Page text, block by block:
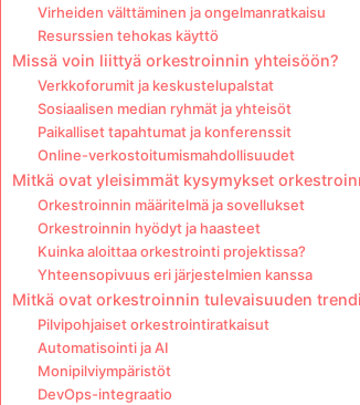
Virheiden välttäminen ja ongelmanratkaisu
Resurssien tehokas käyttö
Missä voin liittyä orkestroinnin yhteisöön?
Verkkoforumit ja keskustelupalstat
Sosiaalisen median ryhmät ja yhteisöt
Paikalliset tapahtumat ja konferenssit
Online-verkostoitumismahdollisuudet
Mitkä ovat yleisimmät kysymykset
Orkestroinnin määritelmä ja sovellukset
Orkestroinnin hyödyt ja haasteet
Kuinka aloittaa orkestrointi projektissa?
Yhteensopivuus eri järjestelmien kanssa
Mitkä ovat orkestroinnin tulevaisuuden
Pilvipohjaiset orkestrointiratkaisut
Automatisointi ja AI
Monipilviympäristöt
DevOps-integraatio